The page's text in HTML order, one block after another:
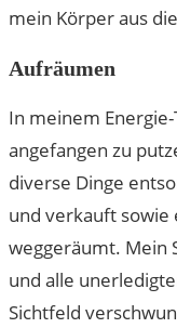
mein Körper aus
Aufräumen
In meinem
angefangen zu
diverse Dinge
und verkauft sowie
weggeräumt. Mein
und alle
Sichtfeld